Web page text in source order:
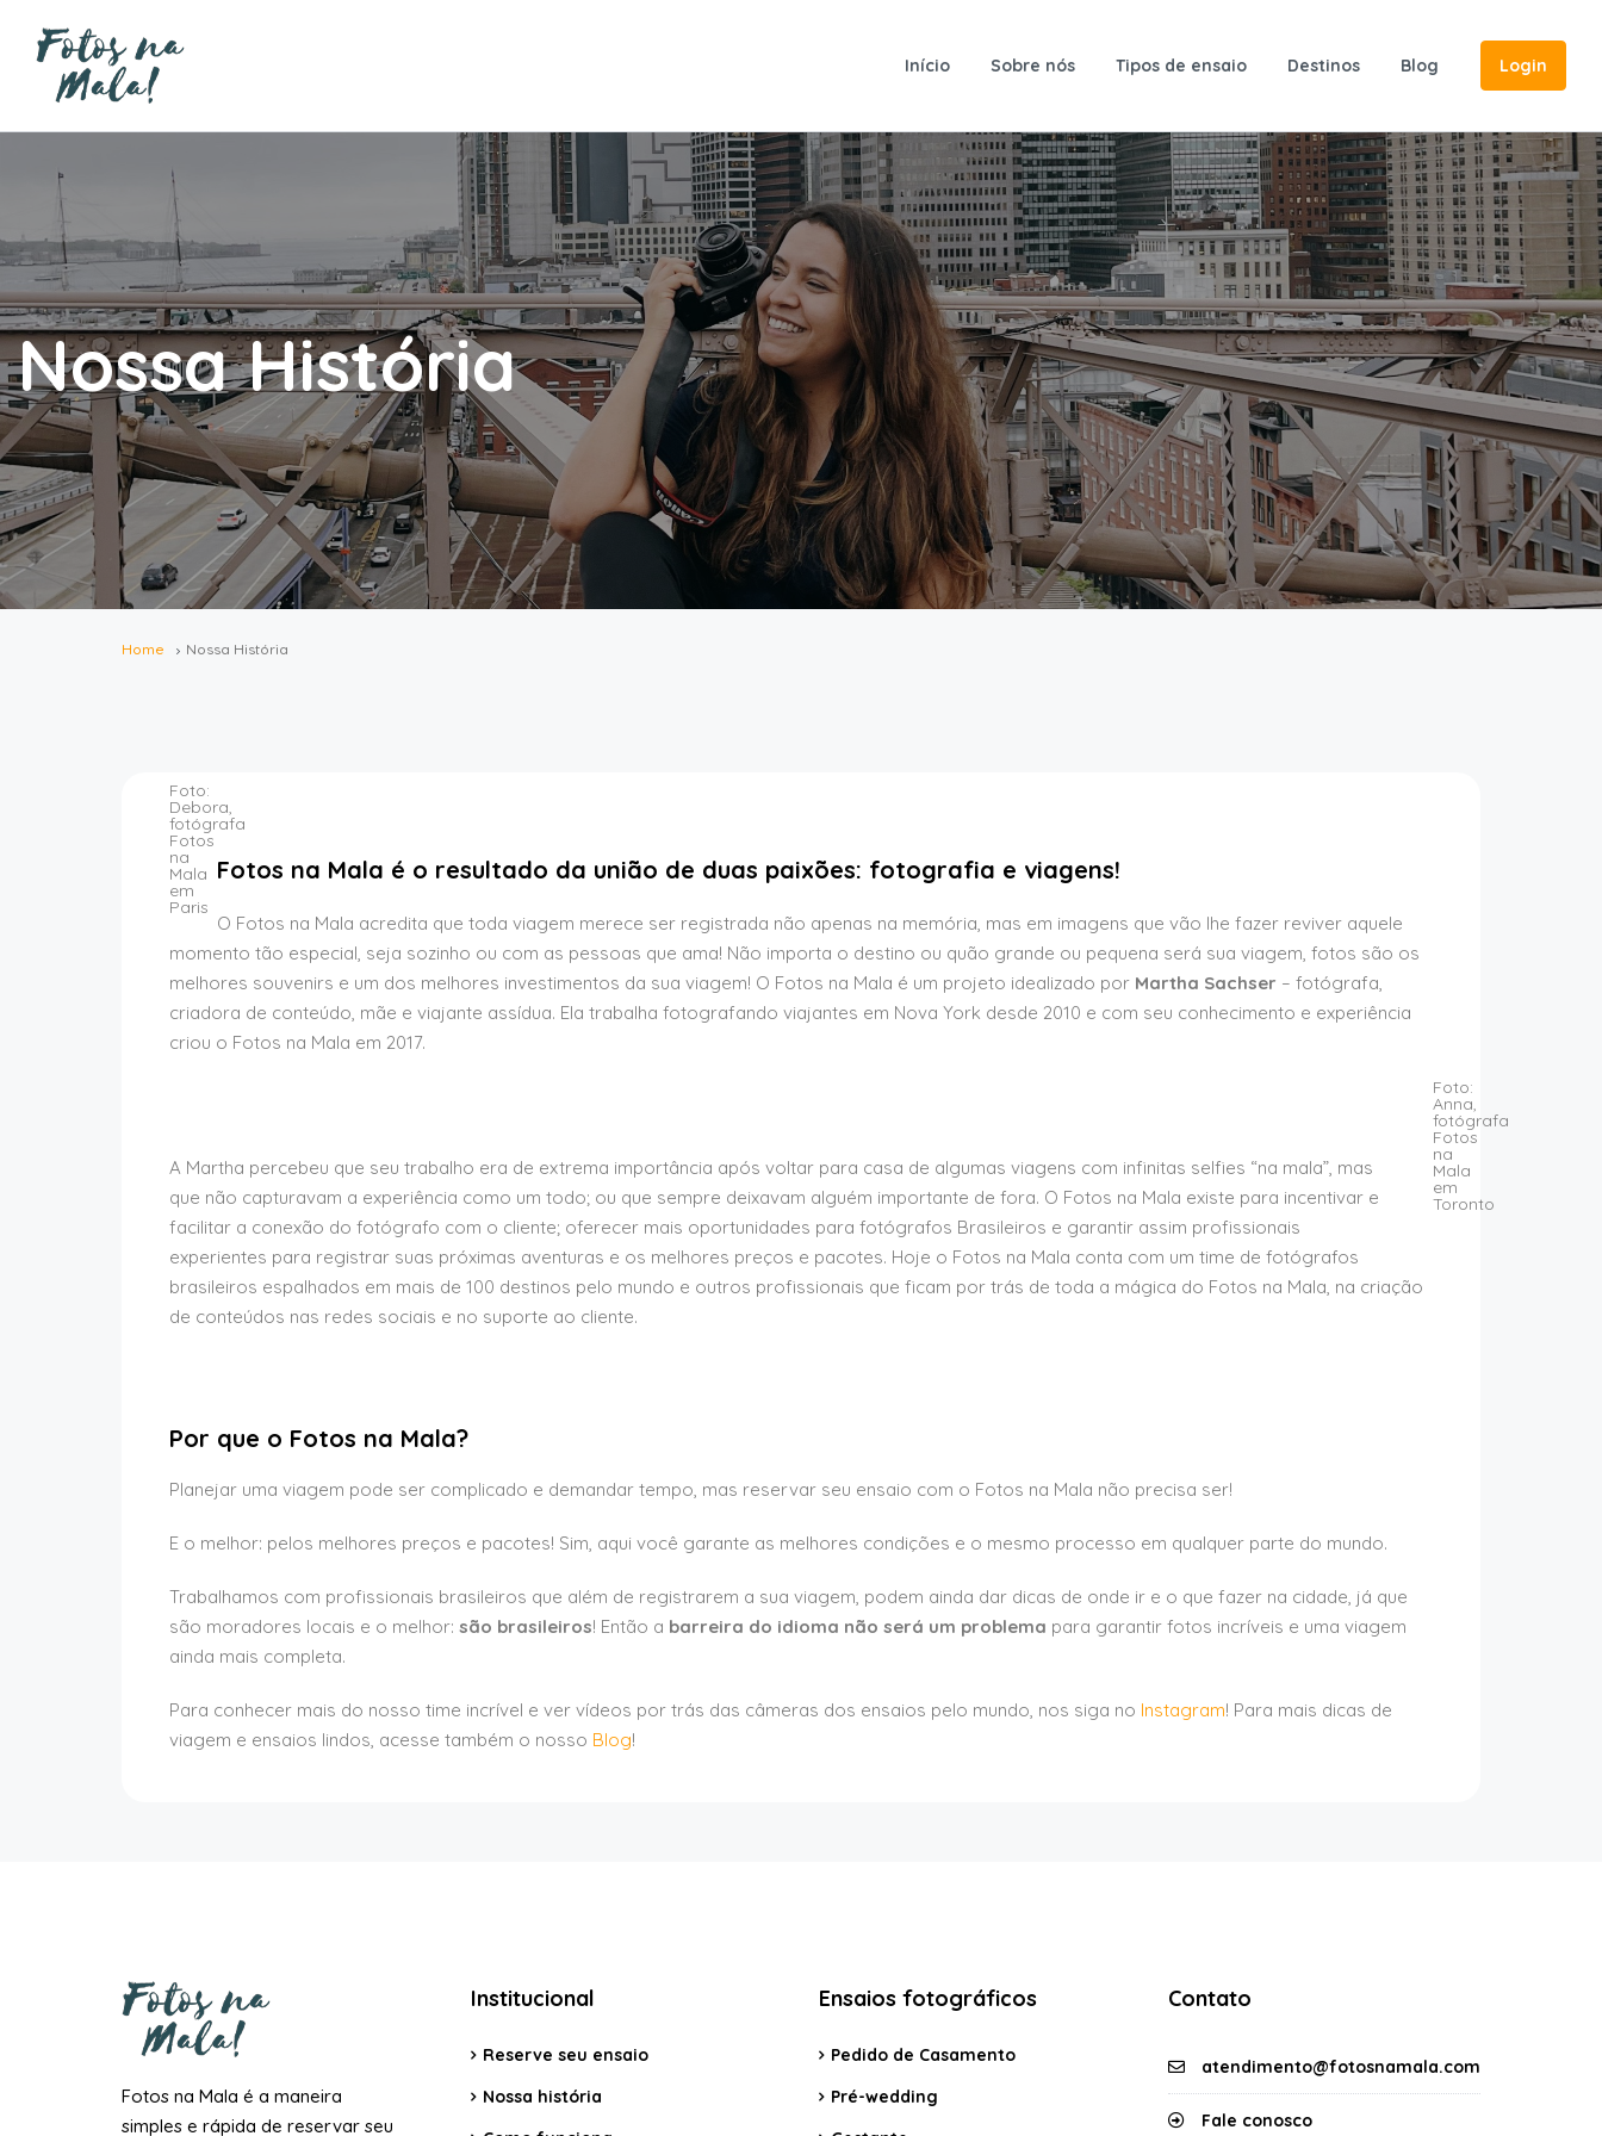
Início Sobre nós Tipos de ensaio Destinos Blog Login
Nossa História
Home Nossa História
Fotos na Mala é o resultado da união de duas paixões: fotografia e viagens!
O Fotos na Mala acredita que toda viagem merece ser registrada não apenas na memória, mas em imagens que vão lhe fazer reviver aquele
momento tão especial, seja sozinho ou com as pessoas que ama! Não importa o destino ou quão grande ou pequena será sua viagem, fotos são os
melhores souvenirs e um dos melhores investimentos da sua viagem! O Fotos na Mala é um projeto idealizado por Martha Sachser – fotógrafa,
criadora de conteúdo, mãe e viajante assídua. Ela trabalha fotografando viajantes em Nova York desde 2010 e com seu conhecimento e experiência
criou o Fotos na Mala em 2017.
A Martha percebeu que seu trabalho era de extrema importância após voltar para casa de algumas viagens com infinitas selfies “na mala”, mas
que não capturavam a experiência como um todo; ou que sempre deixavam alguém importante de fora. O Fotos na Mala existe para incentivar e
facilitar a conexão do fotógrafo com o cliente; oferecer mais oportunidades para fotógrafos Brasileiros e garantir assim profissionais
experientes para registrar suas próximas aventuras e os melhores preços e pacotes. Hoje o Fotos na Mala conta com um time de fotógrafos
brasileiros espalhados em mais de 100 destinos pelo mundo e outros profissionais que ficam por trás de toda a mágica do Fotos na Mala, na criação
de conteúdos nas redes sociais e no suporte ao cliente.
Por que o Fotos na Mala?
Planejar uma viagem pode ser complicado e demandar tempo, mas reservar seu ensaio com o Fotos na Mala não precisa ser!
E o melhor: pelos melhores preços e pacotes! Sim, aqui você garante as melhores condições e o mesmo processo em qualquer parte do mundo.
Trabalhamos com profissionais brasileiros que além de registrarem a sua viagem, podem ainda dar dicas de onde ir e o que fazer na cidade, já que
são moradores locais e o melhor: são brasileiros! Então a barreira do idioma não será um problema para garantir fotos incríveis e uma viagem
ainda mais completa.
Para conhecer mais do nosso time incrível e ver vídeos por trás das câmeras dos ensaios pelo mundo, nos siga no Instagram! Para mais dicas de
viagem e ensaios lindos, acesse também o nosso Blog!
Fotos na Mala é a maneira
simples e rápida de reservar seu
Institucional
Reserve seu ensaio
Nossa história
Ensaios fotográficos
Pedido de Casamento
Pré-wedding
Contato
atendimento@fotosnamala.com
Fale conosco